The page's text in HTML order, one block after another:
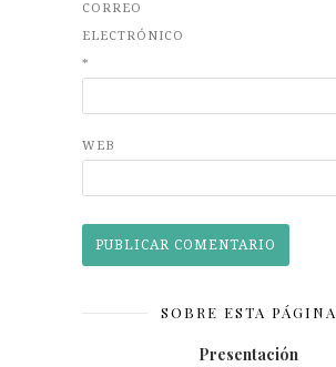
CORREO
ELECTRÓNICO
*
WEB
SOBRE ESTA PÁGINA
Presentación